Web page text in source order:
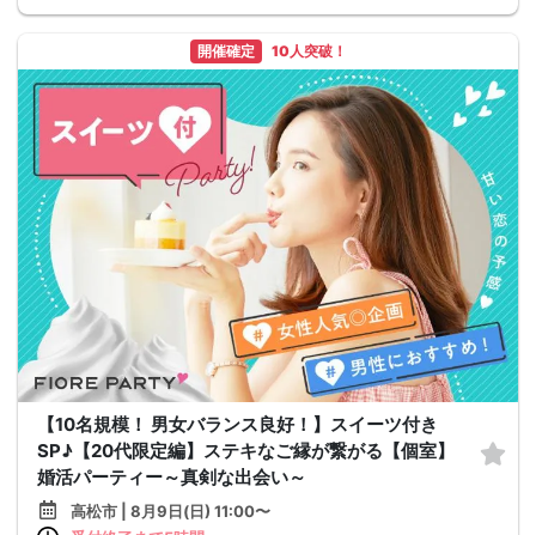
開催確定 10人突破！
【10名規模！ 男女バランス良好！】スイーツ付き
SP♪【20代限定編】ステキなご縁が繋がる【個室】
婚活パーティー～真剣な出会い～
高松市 | 8月9日(日) 11:00〜